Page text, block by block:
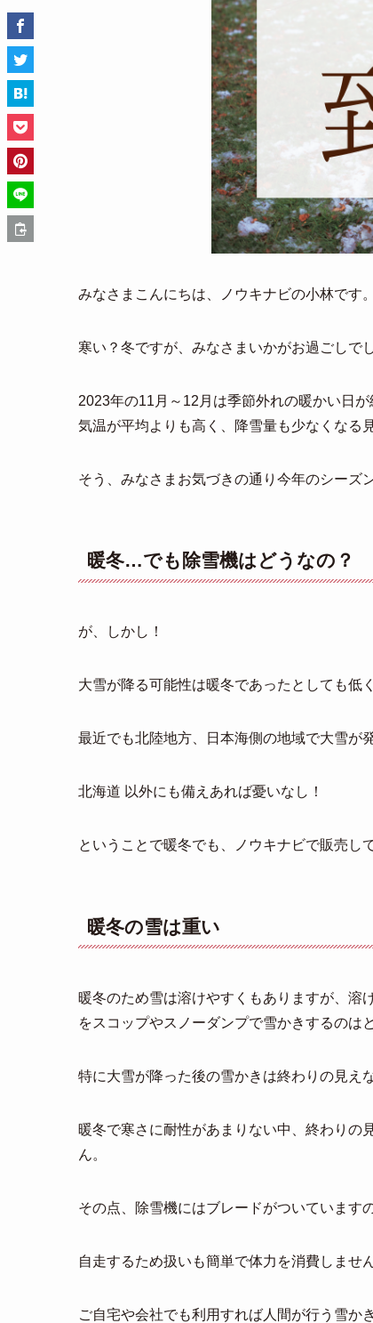
みなさまこんにちは、ノウキナビの小林です。
寒い？冬ですが、みなさまいかがお過ごしで
2023年の11月～12月は季節外れの暖かい日
気温が平均よりも高く、降雪量も少なくなる
そう、みなさまお気づきの通り今年のシーズ
暖冬…でも除雪機はどうなの？
が、しかし！
大雪が降る可能性は暖冬であったとしても低
最近でも北陸地方、日本海側の地域で大雪が
北海道 以外にも備えあれば憂いなし！
ということで暖冬でも、ノウキナビで販売し
暖冬の雪は重い
暖冬のため雪は溶けやすくもありますが、溶
をスコップやスノーダンプで雪かきするのは
特に大雪が降った後の雪かきは終わりの見え
暖冬で寒さに耐性があまりない中、終わりの
ん。
その点、除雪機にはブレードがついています
自走するため扱いも簡単で体力を消費しません
ご自宅や会社でも利用すれば人間が行う雪か